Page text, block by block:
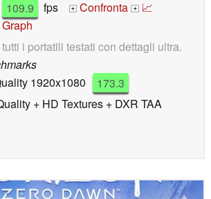
109.9 fps + Confronta + 📈
Graph
i portatili testati con dettagli ultra.
1920x1080
173.3
+ HD Textures + DXR TAA